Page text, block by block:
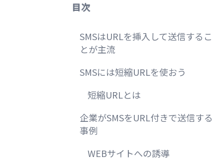
目次
SMSはURLを挿入して送信するこ
とが主流
SMSには短縮URLを使おう
短縮URLとは
企業がSMSをURL付きで送信する
事例
WEBサイトへの誘導